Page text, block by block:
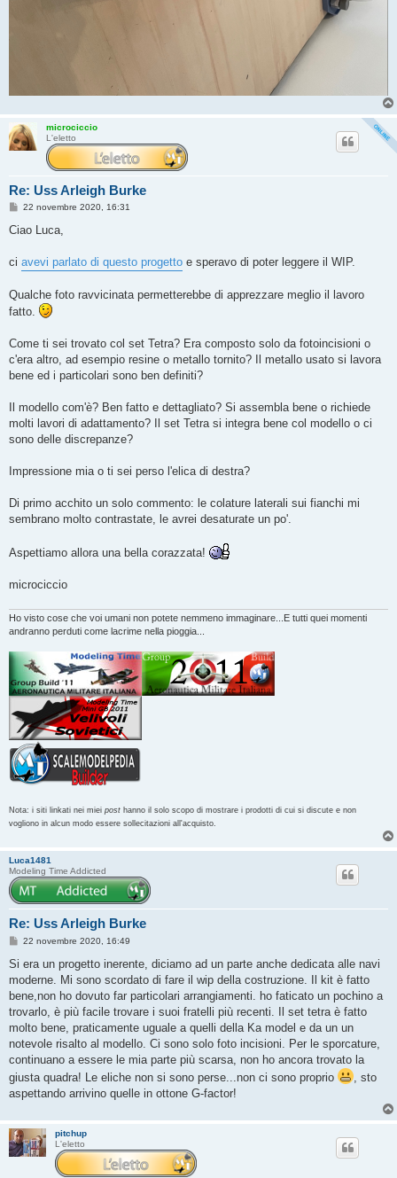
microciccio
L'eletto
Re: Uss Arleigh Burke
M
s
g
g
o
22 novembre 2020, 16:31
Ciao Luca,
ci avevi parlato di questo progetto e speravo di poter leggere il WIP.
Qualche foto ravvicinata permetterebbe di apprezzare meglio il lavoro
fatto.
Come ti sei trovato col set Tetra? Era composto solo da fotoincisioni o
c'era altro, ad esempio resine o metallo tornito? Il metallo usato si lavora
bene ed i particolari sono ben definiti?
Il modello com'è? Ben fatto e dettagliato? Si assembla bene o richiede
molti lavori di adattamento? Il set Tetra si integra bene col modello o ci
sono delle discrepanze?
Impressione mia o ti sei perso l'elica di destra?
Di primo acchito un solo commento: le colature laterali sui fianchi mi
sembrano molto contrastate, le avrei desaturate un po'.
Aspettiamo allora una bella corazzata!
microciccio
Ho visto cose che voi umani non potete nemmeno immaginare...E tutti quei momenti
andranno perduti come lacrime nella pioggia...
Nota: i siti linkati nei miei post hanno il solo scopo di mostrare i prodotti di cui si discute e non
vogliono in alcun modo essere sollecitazioni all'acquisto.
Luca1481
Modeling Time Addicted
Re: Uss Arleigh Burke
M
a
g
i
o
22 novembre 2020, 16:49
Si era un progetto inerente, diciamo ad un parte anche dedicata alle navi
moderne. Mi sono scordato di fare il wip della costruzione. Il kit è fatto
bene,non ho dovuto far particolari arrangiamenti. ho faticato un pochino a
trovarlo, è più facile trovare i suoi fratelli più recenti. Il set tetra è fatto
molto bene, praticamente uguale a quelli della Ka model e da un un
notevole risalto al modello. Ci sono solo foto incisioni. Per le sporcature,
continuano a essere le mia parte più scarsa, non ho ancora trovato la
giusta quadra! Le eliche non si sono perse...non ci sono proprio
, sto
aspettando arrivino quelle in ottone G-factor!
pitchup
L'eletto